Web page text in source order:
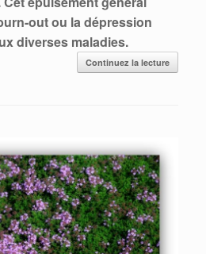
out ou la dépression
diverses maladies.
Continuez la lecture